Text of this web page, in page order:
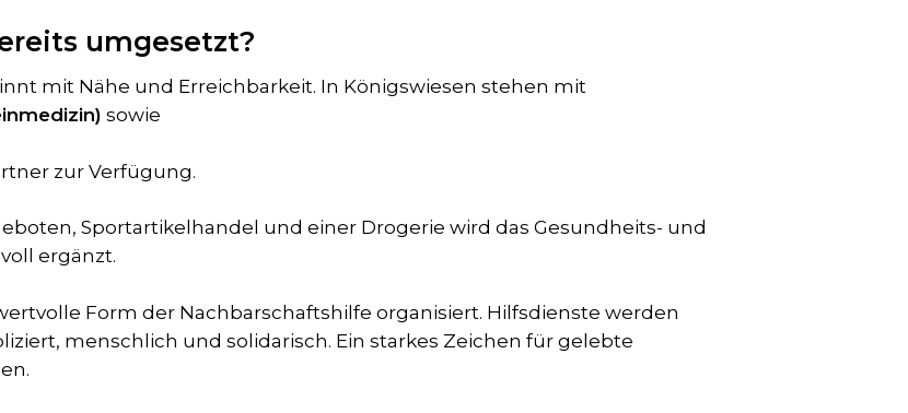
umgesetzt?
mit Nähe und Erreichbarkeit. In Königswiesen stehen mit
sowie
zur Verfügung.
Sportartikelhandel und einer Drogerie wird das Gesundheits- und
ergänzt.
Form der Nachbarschaftshilfe organisiert. Hilfsdienste werden
menschlich und solidarisch. Ein starkes Zeichen für gelebte